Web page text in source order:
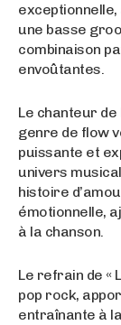
une basse
combinaison
envoûtantes.
Le chanteur
genre de flow
puissante et
univers
histoire
émotionnelle,
à la chanson.
Le refrain de «
pop rock,
entraînante à